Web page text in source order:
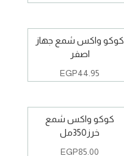
كوكو واكس شمع جهاز
اصفر
EGP44.95
كوكو واكس شمع
خرز350مل
EGP85.00